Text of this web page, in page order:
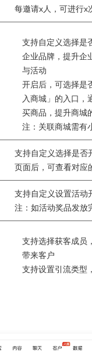
每邀请x人，可进行x
支持自定义选择是
企业品牌，提升企
与活动
开启后，可选择是
入商城」的入口，
买商品，提升商城
注：关联商城需有
支持自定义选择是否
页面后，可查看对应
支持自定义设置活动
注：如活动奖品发放
支持选择获客成员
带来客户
支持设置引流类型